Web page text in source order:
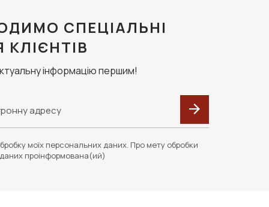
СПЕЦІАЛЬНІ
КЛІЄНТІВ
інформацію першим!
моїх персональних даних. Про мету обробки
проінформована(ий)